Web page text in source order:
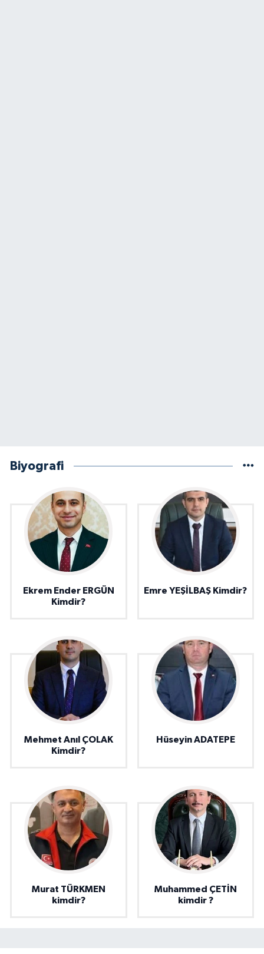
Biyografi
Ekrem Ender ERGÜN
Kimdir?
Emre YEŞİLBAŞ Kimdir?
Mehmet Anıl ÇOLAK
Kimdir?
Hüseyin ADATEPE
Murat TÜRKMEN
kimdir?
Muhammed ÇETİN
kimdir ?